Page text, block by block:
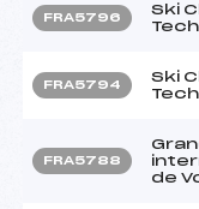
FRA5796
Ski
FRA5794
Ski
FRA5788
de